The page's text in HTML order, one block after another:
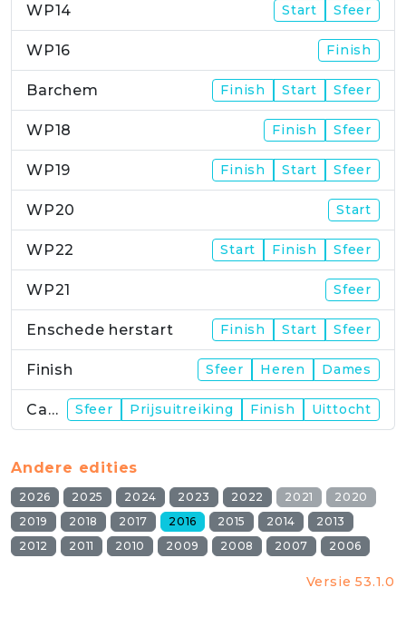
WP14 Start Sfeer
WP16 Finish
Barchem Finish Start Sfeer
WP18 Finish Sfeer
WP19 Finish Start Sfeer
WP20 Start
WP22 Start Finish Sfeer
WP21 Sfeer
Enschede herstart Finish Start Sfeer
Finish Sfeer Heren Dames
Campus Sfeer Prijsuitreiking Finish Uittocht
Andere edities
2026 2025 2024 2023 2022 2021
2020
2019
2018 2017 2016 2015 2014
2013
2012
2011 2010 2009 2008 2007 2006
Versie 53.1.0